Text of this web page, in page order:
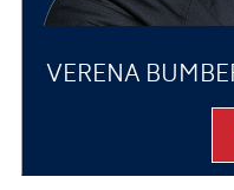
VERENA